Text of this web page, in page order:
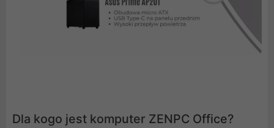
Dla kogo jest komputer ZENPC Office?